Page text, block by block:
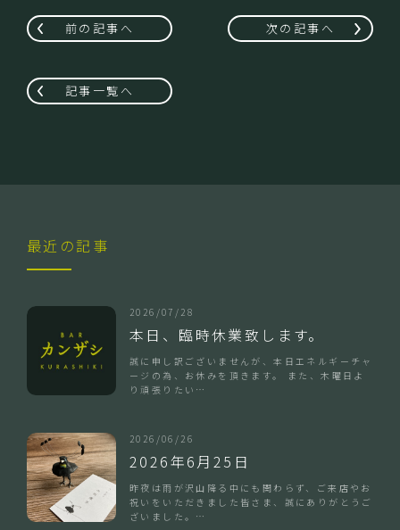
前の記事へ
記事一覧へ
次の記事へ
最近の記事
2026/07/28
本日、臨時休業致します。
誠に申し訳ございませんが、本日エネルギーチャ
ージの為、お休みを頂きます。 また、木曜日よ
り頑張りたい…
2026/06/26
2026年6月25日
昨夜は雨が沢山降る中にも関わらず、ご来店やお
祝いをいただきました皆さま、誠にありがとうご
ざいました。…